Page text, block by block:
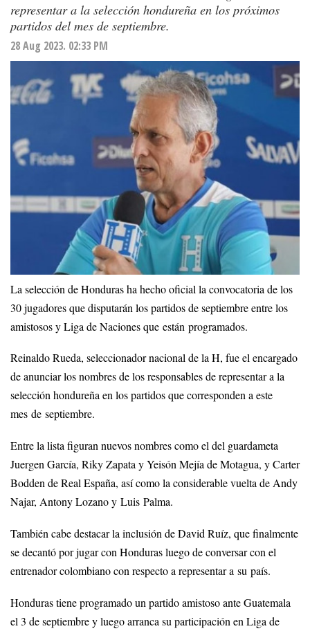
representar a la selección hondureña en los próximos
partidos del mes de septiembre.
28 Aug 2023. 02:33 PM
La selección de Honduras ha hecho oficial la convocatoria de los
30 jugadores que disputarán los partidos de septiembre entre los
amistosos y Liga de Naciones que están programados.
Reinaldo Rueda, seleccionador nacional de la H, fue el encargado
de anunciar los nombres de los responsables de representar a la
selección hondureña en los partidos que corresponden a este
mes de septiembre.
Entre la lista figuran nuevos nombres como el del guardameta
Juergen García, Riky Zapata y Yeisón Mejía de Motagua, y Carter
Bodden de Real España, así como la considerable vuelta de Andy
Najar, Antony Lozano y Luis Palma.
También cabe destacar la inclusión de David Ruíz, que finalmente
se decantó por jugar con Honduras luego de conversar con el
entrenador colombiano con respecto a representar a su país.
Honduras tiene programado un partido amistoso ante Guatemala
el 3 de septiembre y luego arranca su participación en Liga de